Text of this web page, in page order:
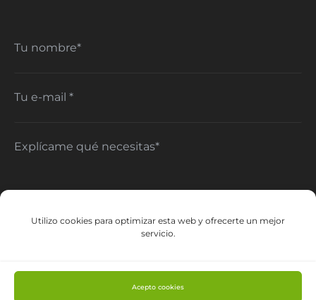
Utilizo cookies para optimizar esta web y ofrecerte un mejor
servicio.
Acepto cookies
Tu nombre*
Tu e-mail *
Explícame qué necesitas*